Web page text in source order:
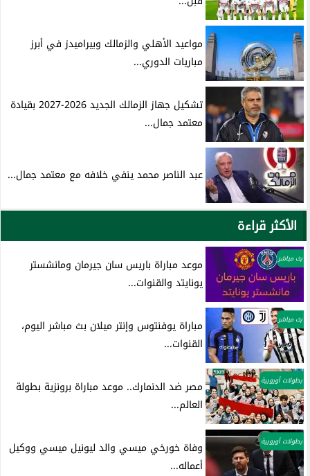
مواعيد الأهلي والزمالك وبيراميدز في أبرز
مباريات الدوري...
تشكيل جهاز الزمالك الجديد 2026-2027 بقيادة
معتمد جمال...
عبد الناصر محمد ينفي خلافه مع معتمد جمال...
الأكثر قراءة
بث مباشر
موعد مباراة باريس سان جيرمان ومانشستر
يونايتد والقنوات...
بث مباشر
مباراة يوفنتوس وإنتر ميلان بث مباشر اليوم،
القنوات...
بطولات أوروبية
مصر ضد الدنمارك.. موعد مباراة برونزية بطولة
العالم...
بطولات أوروبية
وفاة خورخي ميسي والد ليونيل ميسي ووكيل
أعماله...